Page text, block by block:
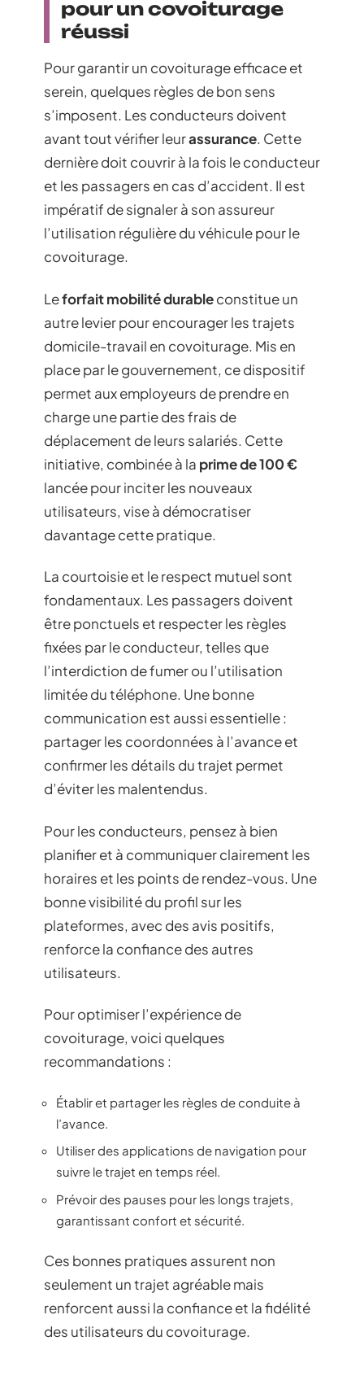
pour un covoiturage
réussi
Pour garantir un covoiturage efficace et
serein, quelques règles de bon sens
s’imposent. Les conducteurs doivent
avant tout vérifier leurassurance. Cette
dernière doit couvrir à la fois le conducteur
et les passagers en cas d’accident. Il est
impératif de signaler à son assureur
l’utilisation régulière du véhicule pour le
covoiturage.
Leforfait mobilité durableconstitue un
autre levier pour encourager les trajets
domicile-travail en covoiturage. Mis en
place par le gouvernement, ce dispositif
permet aux employeurs de prendre en
charge une partie des frais de
déplacement de leurs salariés. Cette
initiative, combinée à la prime de 100 €
lancée pour inciter les nouveaux
utilisateurs, vise à démocratiser
davantage cette pratique.
La courtoisie et le respect mutuel sont
fondamentaux. Les passagers doivent
être ponctuels et respecter les règles
fixées par le conducteur, telles que
l’interdiction de fumer ou l’utilisation
limitée du téléphone. Une bonne
communication est aussi essentielle :
partager les coordonnées à l’avance et
confirmer les détails du trajet permet
d’éviter les malentendus.
Pour les conducteurs, pensez à bien
planifier et à communiquer clairement les
horaires et les points de rendez-vous. Une
bonne visibilité du profil sur les
plateformes, avec des avis positifs,
renforce la confiance des autres
utilisateurs.
Pour optimiser l’expérience de
covoiturage, voici quelques
recommandations :
Établir et partager les règles de conduite à
l’avance.
Utiliser des applications de navigation pour
suivre le trajet en temps réel.
Prévoir des pauses pour les longs trajets,
garantissant confort et sécurité.
Ces bonnes pratiques assurent non
seulement un trajet agréable mais
renforcent aussi la confiance et la fidélité
des utilisateurs du covoiturage.